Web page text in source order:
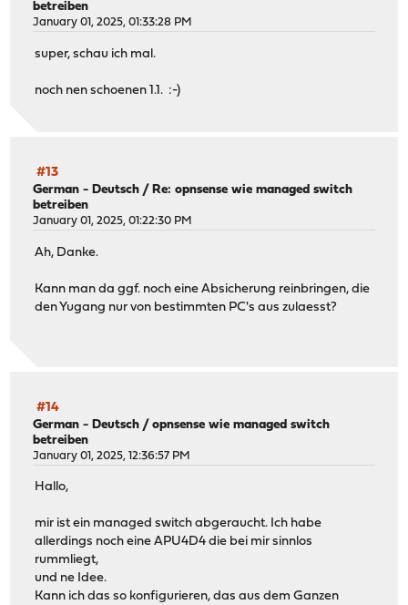
betreiben
January 01, 2025, 01:33:28 PM
super, schau ich mal.
noch nen schoenen 1.1. :-)
#13
German - Deutsch /Re: opnsense wie managed switch
betreiben
January 01, 2025, 01:22:30 PM
Ah, Danke.
Kann man da ggf. noch eine Absicherung reinbringen, die
den Yugang nur von bestimmten PC's aus zulaesst?
#14
German - Deutsch /opnsense wie managed switch
betreiben
January 01, 2025, 12:36:57 PM
Hallo,
mir ist ein managed switch abgeraucht. Ich habe
allerdings noch eine APU4D4 die bei mir sinnlos
rummliegt,
und ne Idee.
Kann ich das so konfigurieren, das aus dem Ganzen